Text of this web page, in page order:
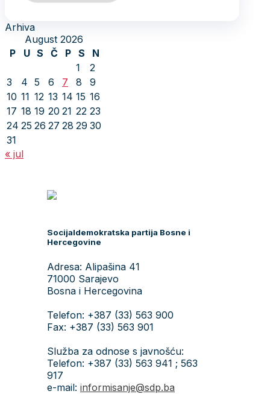
Arhiva
August 2026
P
U S Č P S
N
1
2
3
4 5 6 7 8
9
10 11 12 13 14 15 16
17 18 19 20 21 22 23
24 25 26 27 28 29 30
31
« jul
Socijaldemokratska partija Bosne i
Hercegovine
Adresa: Alipašina 41
71000 Sarajevo
Bosna i Hercegovina
Telefon: +387 (33) 563 900
Fax: +387 (33) 563 901
Služba za odnose s javnošću:
Telefon: +387 (33) 563 941 ; 563
917
e-mail: informisanje@sdp.ba